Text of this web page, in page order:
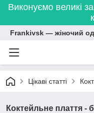
Виконуємо великі
Frankivsk — жіночий
Цікаві статті
Коктейльне плаття -